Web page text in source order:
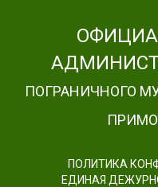
ПОГРАНИЧНОГО
ПОЛИТИКА
ЕДИНАЯ